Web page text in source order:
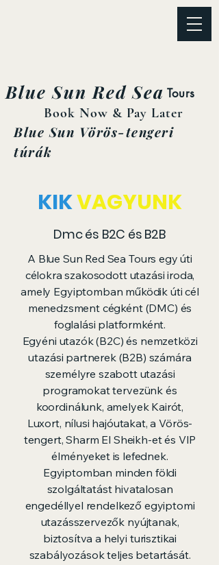
Tours
Book Now & Pay Later
Blue Sun Red Sea
Blue Sun Vörös-tengeri
túrák
KIKVAGYUNK
Dmc és B2C és B2B
A Blue Sun Red Sea Tours egy úti
célokra szakosodott utazási iroda,
amely Egyiptomban működik úti cél
menedzsment cégként (DMC) és
foglalási platformként.
Egyéni utazók (B2C) és nemzetközi
utazási partnerek (B2B) számára
személyre szabott utazási
programokat tervezünk és
koordinálunk, amelyek Kairót,
Luxort, nílusi hajóutakat, a Vörös-
tengert, Sharm El Sheikh-et és VIP
élményeket is lefednek.
Egyiptomban minden földi
szolgáltatást hivatalosan
engedéllyel rendelkező egyiptomi
utazásszervezők nyújtanak,
biztosítva a helyi turisztikai
szabályozások teljes betartását.